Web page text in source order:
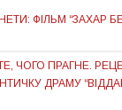
ФІЛЬМ “ЗАХАР
ЧОГО ПРАГНЕ.
ДРАМУ